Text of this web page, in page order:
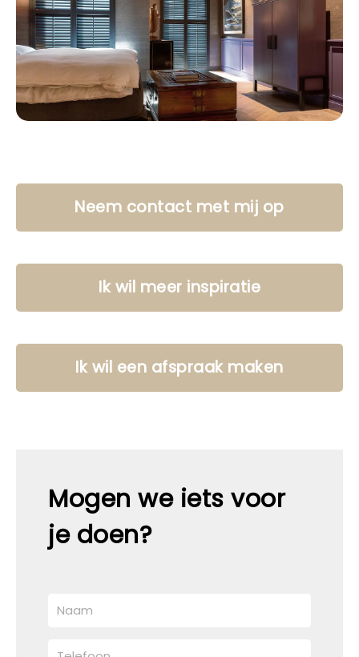
Neem contact met mij op
Ik wil meer inspiratie
Ik wil een afspraak maken
Mogen we iets voor
je doen?